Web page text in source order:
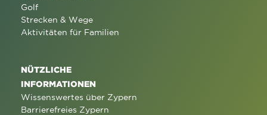
Golf
Strecken & Wege
Aktivitäten für Familien
NÜTZLICHE
INFORMATIONEN
Wissenswertes über Zypern
Barrierefreies Zypern